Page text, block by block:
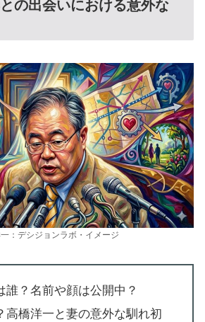
の出会いにおける意外な
：デシジョンラボ・イメージ
誰？名前や顔は公開中？
高橋洋一と妻の意外な馴れ初